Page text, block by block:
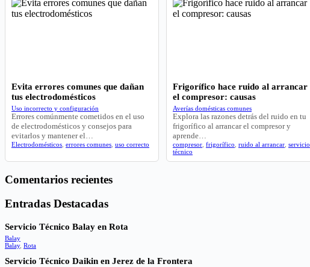
Evita errores comunes que dañan
tus electrodomésticos
Uso incorrecto y configuración
Errores comúnmente cometidos en el uso
de electrodomésticos y consejos para
evitarlos y mantener el…
Electrodomésticos errores comunes uso correcto
Frigorífico hace ruido al arrancar
el compresor: causas
Averías domésticas comunes
Explora las razones detrás del ruido en tu
frigorífico al arrancar el compresor y
aprende…
compresor frigorífico ruido al arrancar servicio
técnico
Comentarios recientes
Entradas Destacadas
Servicio Técnico Balay en Rota
Balay
Balay, Rota
Servicio Técnico Daikin en Jerez de la Frontera